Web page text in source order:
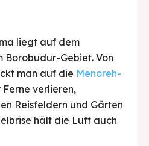
liegt auf dem
Gebiet. Von
man auf die Menoreh-
Ferne verlieren,
Reisfeldern und Gärten
hält die Luft auch